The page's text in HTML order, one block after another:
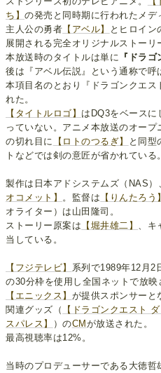
ち】の発売と同時期に行われたメデ
主人公の勇者 【アベル】 とヒロイン
展開される完全オリジナルストーリ
本放送時のタイトルは単に
『ドラゴ
後は『アベル伝説』という通称で
本項目名のとおり『ドラゴンクエ
れた。
【タイトルロゴ】 はDQ3をベースに
っていない。アニメ本放送のオー
の切れ目に
【ロトのつるぎ】
と同型
トなどでは剣の意匠が省かれている。
製作は日本アドシステムズ（NAS
オコメット】
。監督は 【りんたろう】
オライター）は山田隆司。
ストーリー原案は 【堀井雄二】 、
当している。
【フジテレビ】 系列で1989年12月2
の30分枠を使用し全国ネットで放映
【エニックス】 が提供スポンサーと
関連グッズ（
【ドラゴンクエスト ダ
スパレス】
）のCMが放送された。
最高視聴率は12%。
当時のプロデューサーである大徳